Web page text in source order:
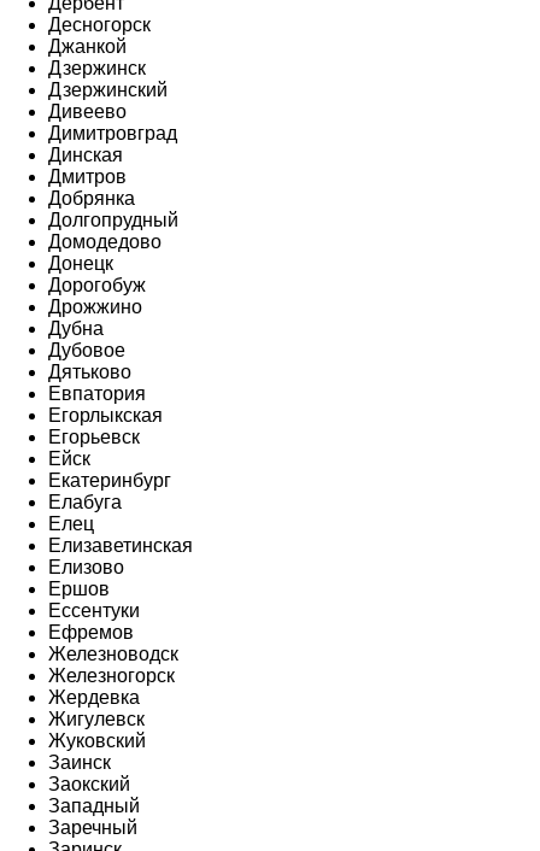
Десногорск
Джанкой
Дзержинск
Дзержинский
Дивеево
Димитровград
Динская
Дмитров
Добрянка
Долгопрудный
Домодедово
Донецк
Дорогобуж
Дрожжино
Дубна
Дубовое
Дятьково
Евпатория
Егорлыкская
Егорьевск
Ейск
Екатеринбург
Елабуга
Елец
Елизаветинская
Елизово
Ершов
Ессентуки
Ефремов
Железноводск
Железногорск
Жердевка
Жигулевск
Жуковский
Заинск
Заокский
Западный
Заречный